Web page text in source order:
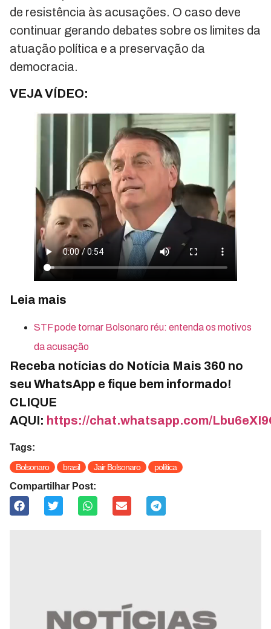
de resistência às acusações. O caso deve
continuar gerando debates sobre os limites da
atuação política e a preservação da
democracia.
VEJA VÍDEO:
Leia mais
STF pode tornar Bolsonaro réu: entenda os motivos
da acusação
Receba notícias do Notícia Mais 360 no
seu WhatsApp e fique bem informado!
CLIQUE
AQUI: https://chat.whatsapp.com/
Tags:
Bolsonaro brasil Jair Bolsonaro política
Compartilhar Post: